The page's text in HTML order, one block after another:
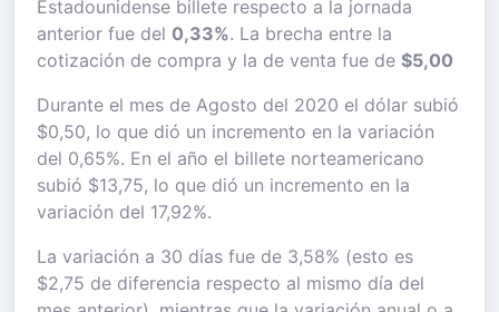
Estadounidense billete respecto a la jornada
anterior fue del 0,33%. La brecha entre la
cotización de compra y la de venta fue de $5,00
Durante el mes de Agosto del 2020 el dólar subió
$0,50, lo que dió un incremento en la variación
del 0,65%. En el año el billete norteamericano
subió $13,75, lo que dió un incremento en la
variación del 17,92%.
La variación a 30 días fue de 3,58% (esto es
$2,75 de diferencia respecto al mismo día del